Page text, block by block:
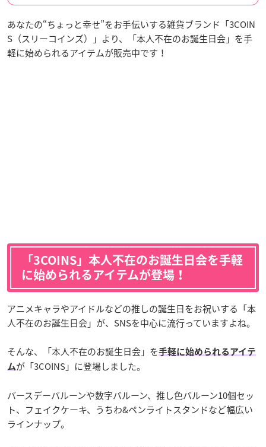
あなたの“ちょっと幸せ”をお手伝いする雑貨ブランド「3COIN
S（スリーコインズ）」より、「本人不在のお誕生日会」を手
軽に始められるアイテムが販売中です！
「3COINS」本人不在のお誕生日会を手軽
に始められるアイテムが登場！
アニメキャラやアイドルなどの推しの誕生日をお祝いする「本
人不在のお誕生日会」が、SNSを中心に流行っていますよね。
そんな、「本人不在のお誕生日会」を手軽に始められるアイテ
ムが「3COINS」に登場しました。
バースデーバルーンや数字バルーン、推し色バルーン10個セッ
ト、フェイクケーキ、うちわ&ペンライトスタンドなど幅広い
ラインナップ。